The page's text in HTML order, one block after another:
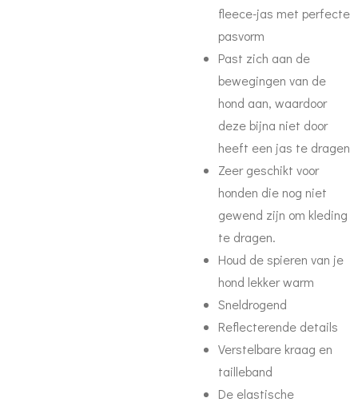
fleece-jas met perfecte
pasvorm
Past zich aan de
bewegingen van de
hond aan, waardoor
deze bijna niet door
heeft een jas te dragen
Zeer geschikt voor
honden die nog niet
gewend zijn om kleding
te dragen.
Houd de spieren van je
hond lekker warm
Sneldrogend
Reflecterende details
Verstelbare kraag en
tailleband
De elastische